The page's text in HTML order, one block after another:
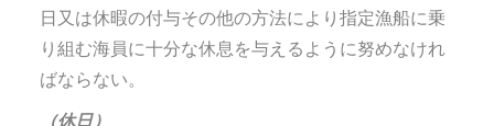
日又は休暇の付与その他の方法により指定漁船に乗
り組む海員に十分な休息を与えるように努めなけれ
ばならない。
（休日）